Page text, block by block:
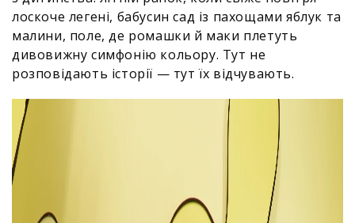
лоскоче легені, бабусин сад із пахощами яблук та
малини, поле, де ромашки й маки плетуть
дивовижну симфонію кольору. Тут не
розповідають історії — тут їх відчувають.